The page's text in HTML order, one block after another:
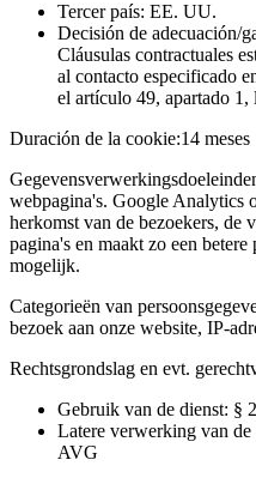
Tercer país: EE. UU.
Decisión de adecuación/
Cláusulas contractuales
al contacto especificado
el artículo 49, apartado 1,
Duración de la cookie:14 meses
webpagina's. Google Analytics
herkomst van de bezoekers,
pagina's en maakt zo een
mogelijk.
Categorieën van
bezoek aan onze website, IP-
Rechtsgrondslag en evt.
Gebruik van de dienst: §
Latere verwerking van
AVG